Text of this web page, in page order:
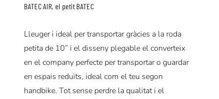
BATEC AIR, el petit BATEC
Lleuger i ideal per transportar gràcies a la roda
petita de 10” i el disseny plegable el converteix
en el company perfecte per transportar o guardar
en espais reduïts, ideal com el teu segon
handbike. Tot sense perdre la qualitat i el